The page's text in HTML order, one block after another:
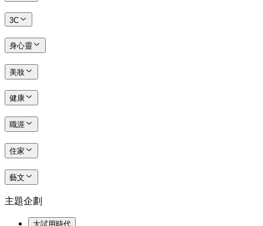
3C
身心靈
美妝
健康
職涯
住家
藝文
主題企劃
大試用時代